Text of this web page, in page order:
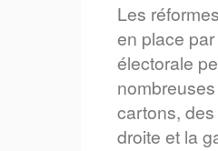
Les
en place
électorale
cartons,
droite et la